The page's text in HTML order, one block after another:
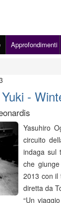
Approfondimenti
-
Yasuhiro
circuito
indaga sul
che
2013 con il
diretta da
“Un